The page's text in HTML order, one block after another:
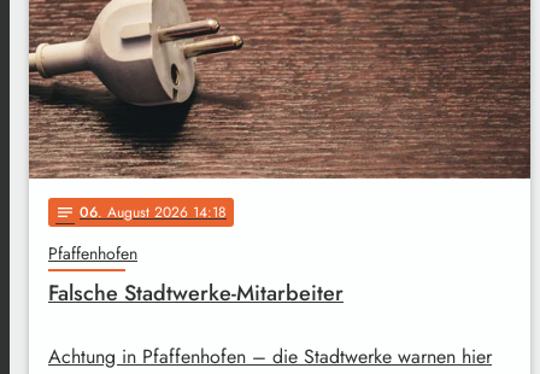
notes 06. August 2026 14:18
Pfaffenhofen
Falsche Stadtwerke-Mitarbeiter
Achtung in Pfaffenhofen – die Stadtwerke warnen hier